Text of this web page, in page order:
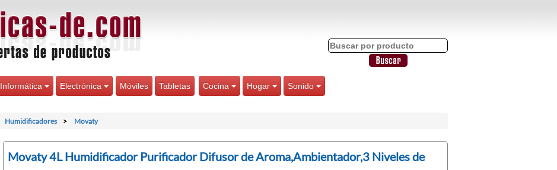
Informática Electrónica Móviles Tabletas Cocina Hogar Sonido
Humidificadores Movaty
Movaty 4L Humidificador Purificador Difusor de Aroma,Ambientador,3 Niveles de